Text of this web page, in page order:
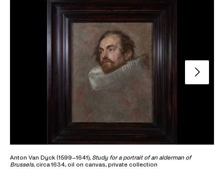
Anton Van Dyck (1599–1641), Study for a portrait of an alderman of
Brussels, circa 1634, oil on canvas, private collection
Slide